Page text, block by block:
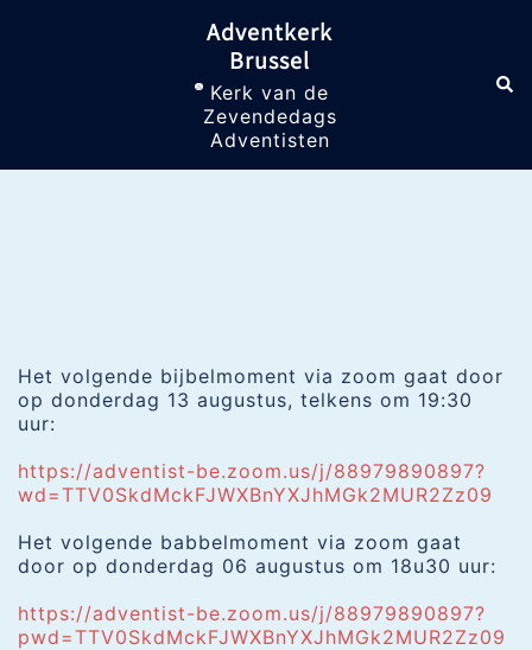
Adventkerk
Brussel
Kerk van de
Zevendedags
Adventisten
Het volgende bijbelmoment via zoom gaat door
op donderdag 13 augustus, telkens om 19:30
uur:
https://adventist-be.zoom.us/j/88979890897?
wd=TTV0SkdMckFJWXBnYXJhMGk2MUR2Zz09
Het volgende babbelmoment via zoom gaat
door op donderdag 06 augustus om 18u30 uur:
https://adventist-be.zoom.us/j/88979890897?
pwd=TTV0SkdMckFJWXBnYXJhMGk2MUR2Zz09